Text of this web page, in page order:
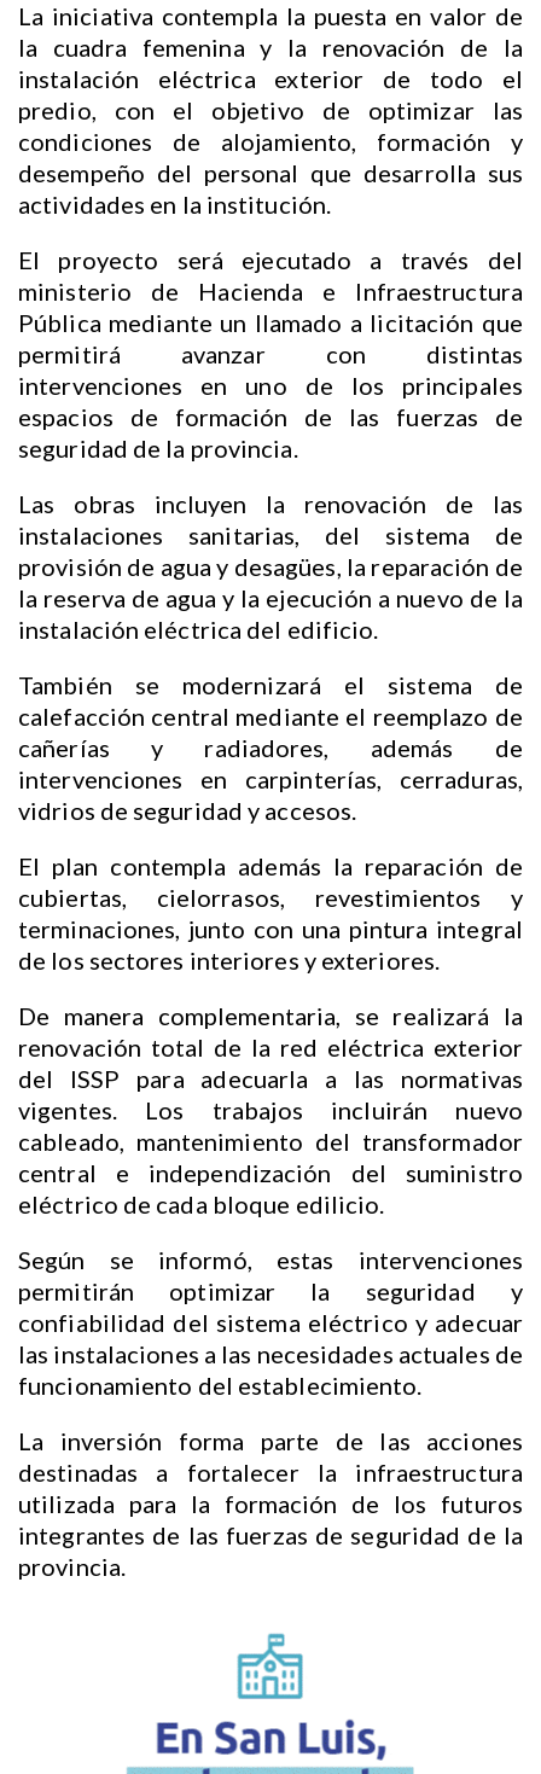
La iniciativa contempla la puesta en valor de
la cuadra femenina y la renovación de la
instalación eléctrica exterior de todo el
predio, con el objetivo de optimizar las
condiciones de alojamiento, formación y
desempeño del personal que desarrolla sus
actividades en la institución.
El proyecto será ejecutado a través del
ministerio de Hacienda e Infraestructura
Pública mediante un llamado a licitación que
permitirá avanzar con distintas
intervenciones en uno de los principales
espacios de formación de las fuerzas de
seguridad de la provincia.
Las obras incluyen la renovación de las
instalaciones sanitarias, del sistema de
provisión de agua y desagües, la reparación de
la reserva de agua y la ejecución a nuevo de la
instalación eléctrica del edificio.
También se modernizará el sistema de
calefacción central mediante el reemplazo de
cañerías y radiadores, además de
intervenciones en carpinterías, cerraduras,
vidrios de seguridad y accesos.
El plan contempla además la reparación de
cubiertas, cielorrasos, revestimientos y
terminaciones, junto con una pintura integral
de los sectores interiores y exteriores.
De manera complementaria, se realizará la
renovación total de la red eléctrica exterior
del ISSP para adecuarla a las normativas
vigentes. Los trabajos incluirán nuevo
cableado, mantenimiento del transformador
central e independización del suministro
eléctrico de cada bloque edilicio.
Según se informó, estas intervenciones
permitirán optimizar la seguridad y
confiabilidad del sistema eléctrico y adecuar
las instalaciones a las necesidades actuales de
funcionamiento del establecimiento.
La inversión forma parte de las acciones
destinadas a fortalecer la infraestructura
utilizada para la formación de los futuros
integrantes de las fuerzas de seguridad de la
provincia.